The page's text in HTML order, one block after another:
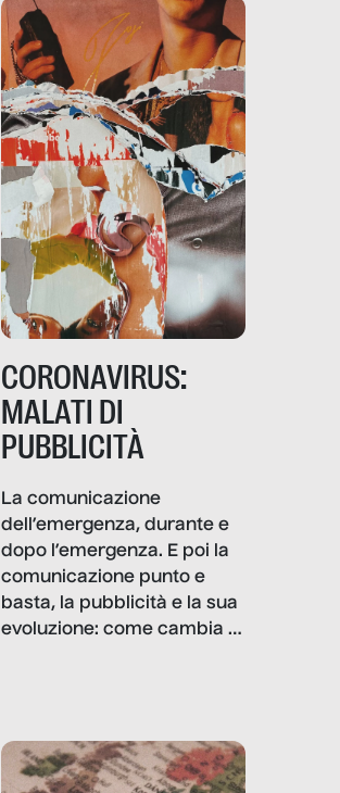
CORONAVIRUS:
MALATI DI
PUBBLICITÀ
La comunicazione
dell’emergenza, durante e
dopo l’emergenza. E poi la
comunicazione punto e
basta, la pubblicità e la sua
evoluzione: come cambia il